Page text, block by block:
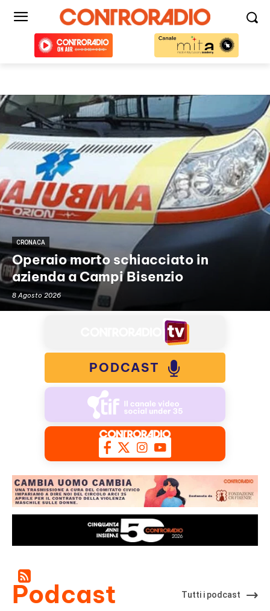
CRONACA
Operaio morto schiacciato in
azienda a Campi Bisenzio
8 Agosto 2026
PODCAST
Podcast Tutti i podcast